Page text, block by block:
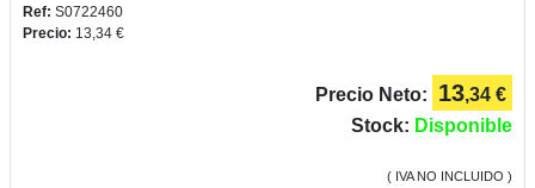
Ref: S0722460
Precio: 13,34 €
Precio Neto: 13,34 €
Stock: Disponible
( IVA NO INCLUIDO )